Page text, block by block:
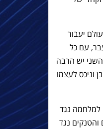
יעבור
עם כל
השני יש הרבה
וניכס לעצמו
למלחמה נגד
נגד